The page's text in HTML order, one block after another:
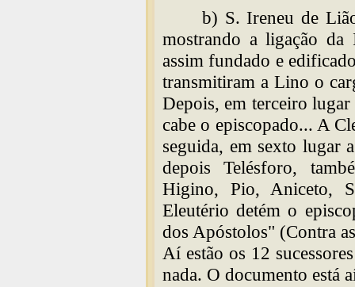
b) S. Ireneu de
mostrando a ligação da
assim fundado e
transmitiram a Lino o
Depois, em terceiro
cabe o episcopado... A
seguida, em sexto lugar
depois Telésforo,
Higino, Pio, Aniceto,
Eleutério detém o
dos Apóstolos" (Contra
Aí estão os 12
nada. O documento está